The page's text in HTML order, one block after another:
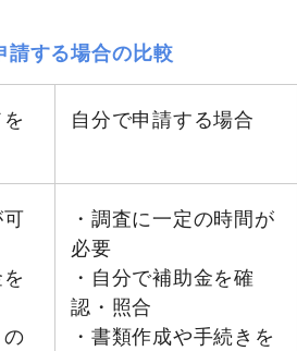
請する場合の比較
自分で申請する場合
可
の
・調査に一定の時間が
必要
・自分で補助金を確
認・照合
・書類作成や手続きを